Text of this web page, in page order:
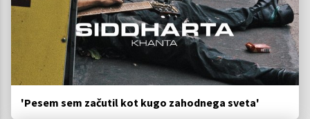
'Pesem sem začutil kot kugo zahodnega sveta'